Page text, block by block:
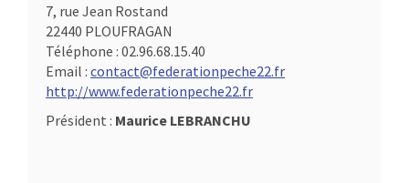
7, rue Jean Rostand
22440 PLOUFRAGAN
Téléphone : 02.96.68.15.40
Email : contact@federationpeche22.fr
http://www.federationpeche22.fr
Président : Maurice LEBRANCHU